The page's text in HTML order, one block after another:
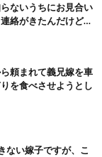
ないうちにお見合い
絡がきたんだけど…
頼まれて義兄嫁を車
を食べさせようとし
ない嫁子ですが、こ